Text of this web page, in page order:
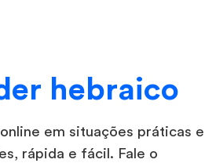
hebraico
em situações práticas e
rápida e fácil. Fale o